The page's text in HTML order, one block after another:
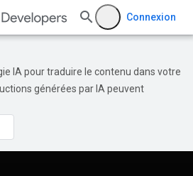
Connexion
IA pour traduire le contenu dans votre
générées par IA peuvent